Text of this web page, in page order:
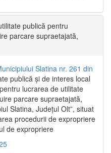
publică pentru
parcare supraetajată,
Slatina nr. 261 din
publică și de interes local
lucrarea de utilitate
parcare supraetajată,
Slatina, Județul Olt”, situat
procedurii de expropriere
de expropriere